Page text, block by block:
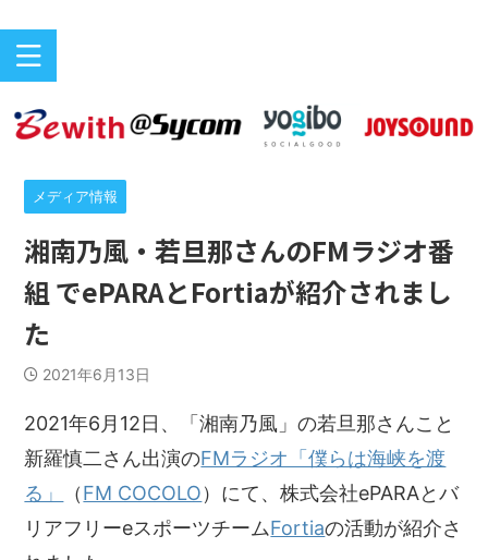
メディア情報
湘南乃風・若旦那さんのFMラジオ番
組 でePARAとFortiaが紹介されまし
た
2021年6月13日
2021年6月12日、「湘南乃風」の若旦那さんこと
新羅慎二さん出演のFMラジオ「僕らは海峡を渡
る」
（FM COCOLO）にて、株式会社ePARAとバ
リアフリーeスポーツチームFortiaの活動が紹介さ